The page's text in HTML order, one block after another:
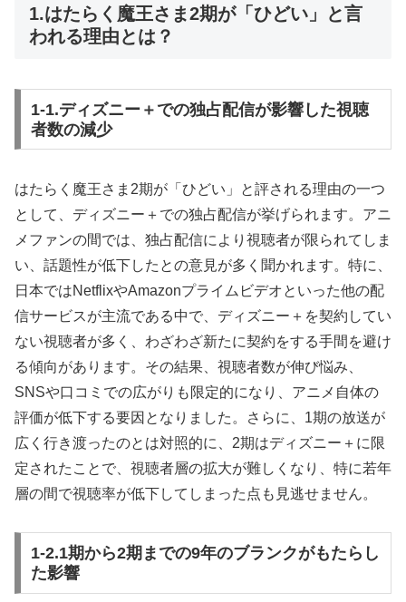
1.はたらく魔王さま2期が「ひどい」と言
われる理由とは？
1-1.ディズニー＋での独占配信が影響した視聴
者数の減少
はたらく魔王さま2期が「ひどい」と評される理由の一つ
として、ディズニー＋での独占配信が挙げられます。アニ
メファンの間では、独占配信により視聴者が限られてしま
い、話題性が低下したとの意見が多く聞かれます。特に、
日本ではNetflixやAmazonプライムビデオといった他の配
信サービスが主流である中で、ディズニー＋を契約してい
ない視聴者が多く、わざわざ新たに契約をする手間を避け
る傾向があります。その結果、視聴者数が伸び悩み、
SNSや口コミでの広がりも限定的になり、アニメ自体の
評価が低下する要因となりました。さらに、1期の放送が
広く行き渡ったのとは対照的に、2期はディズニー＋に限
定されたことで、視聴者層の拡大が難しくなり、特に若年
層の間で視聴率が低下してしまった点も見逃せません。
1-2.1期から2期までの9年のブランクがもたらし
た影響